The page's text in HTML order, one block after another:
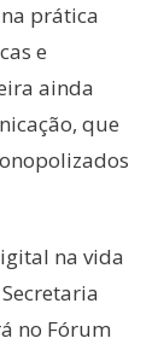
prática
e
ainda
que
na vida
no Fórum